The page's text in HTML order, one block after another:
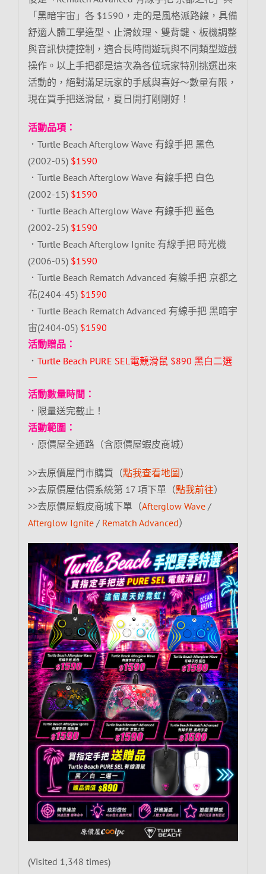
「黑暗宇宙」各 $1590，走的是風格派路線，具備
舒適人體工學造型、止滑紋理、雙背鍵、板機調整
與音訊快捷控制，適合長時間遊玩與不同類型遊戲
操作。以上手把都是這次為各位玩家特別挑選出來
活動的，絕對滿足玩家的手感與喜好～數量有限，
現在買手把送滑鼠，夏日開打剛剛好！
活動品項：
．Turtle Beach Afterglow Wave 有線手把 黑色
(2002-05) $1590
．Turtle Beach Afterglow Wave 有線手把 白色
(2002-15) $1590
．Turtle Beach Afterglow Wave 有線手把 藍色
(2002-25) $1590
．Turtle Beach Afterglow Ignite 有線手把 時光機
(2006-05) $1590
．Turtle Beach Rematch Advanced 有線手把 京都之
花(2404-45) $1590
．Turtle Beach Rematch Advanced 有線手把 黑暗宇
宙(2404-05) $1590
活動贈品：
． Turtle Beach PURE SEL電競滑鼠 $890 黑白二選
一
活動數量時間：
．限量送完截止！
活動範圍：
．原價屋全通路（含原價屋蝦皮商城）
>>去原價屋門市購買（點我查看地圖）
>>去原價屋估價系統第 17 項下單（點我前往）
>>去原價屋蝦皮商城下單（Afterglow Wave/
Afterglow Ignite/ Rematch Advanced）
(Visited 1,348 times)